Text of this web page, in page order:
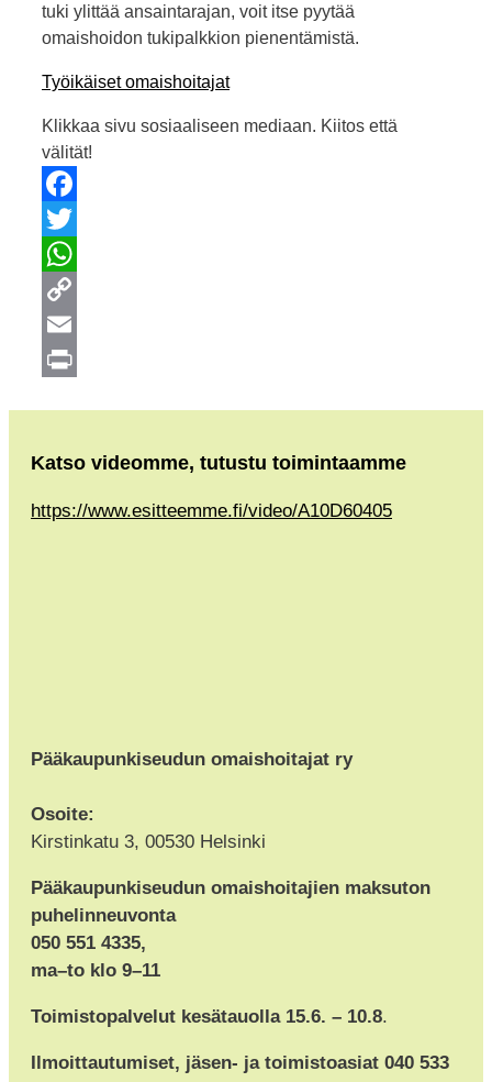
tuki ylittää ansaintarajan, voit itse pyytää
omaishoidon tukipalkkion pienentämistä.
Työikäiset omaishoitajat
Klikkaa sivu sosiaaliseen mediaan. Kiitos että
välität!
Facebook
Twitter
WhatsApp
Copy
Link
Email
Katso videomme, tutustu toimintaamme
https://www.esitteemme.fi/video/A10D60405
Pääkaupunkiseudun omaishoitajat ry
Osoite:
Kirstinkatu 3, 00530 Helsinki
Pääkaupunkiseudun omaishoitajien maksuton
puhelinneuvonta
050 551 4335,
ma–to klo 9–11
Toimistopalvelut kesätauolla 15.6. – 10.8.
Ilmoittautumiset, jäsen- ja toimistoasiat 040 533